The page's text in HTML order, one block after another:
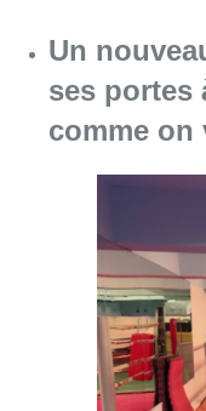
Un
ses portes
comme on